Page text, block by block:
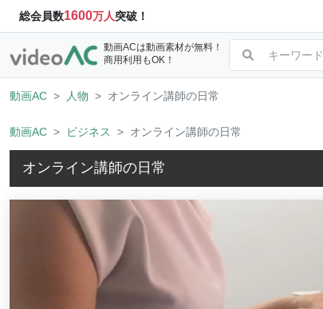
総会員数1600万人突破！
動画ACは動画素材が無料！
商用利用もOK！
動画AC 人物 オンライン講師の日常
動画AC ビジネス オンライン講師の日常
オンライン講師の日常